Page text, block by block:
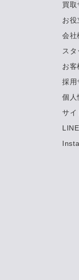
買取
お役
会社
ス
お客
採用
個人
サイ